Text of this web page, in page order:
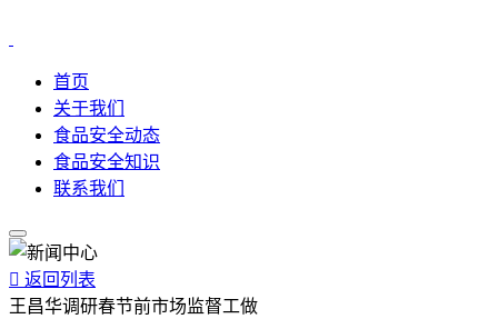
首页
关于我们
食品安全动态
食品安全知识
联系我们
 返回列表
王昌华调研春节前市场监督工做